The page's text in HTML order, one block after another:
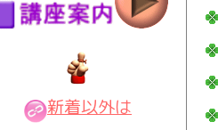
新着以外は